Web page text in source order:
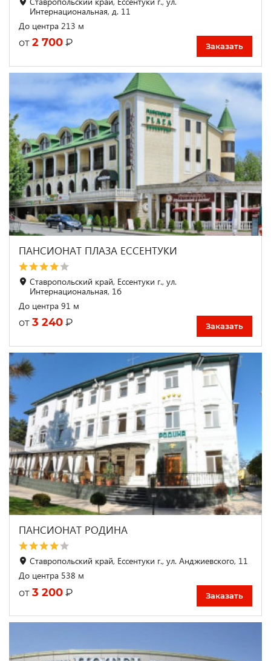
Интернациональная, д. 11
До центра 213 м
от 2 700 ₽ Заказать
ПАНСИОНАТ ПЛАЗА ЕССЕНТУКИ
Ставропольский край, Ессентуки г., ул.
Интернациональная, 1б
До центра 91 м
от 3 240 ₽ Заказать
ПАНСИОНАТ РОДИНА
Ставропольский край, Ессентуки г., ул. Анджиевского, 11
До центра 538 м
от 3 200 ₽ Заказать